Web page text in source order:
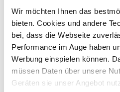
Wir möchten Ihnen das
bieten. Cookies und andere
bei, dass die Webseite
Performance im Auge haben
Werbung einspielen können.
müssen Daten über unsere
Geräten sie unser Angebot
S M L XL XXL
Bitte wählen Sie eine
Nicht mehr für den